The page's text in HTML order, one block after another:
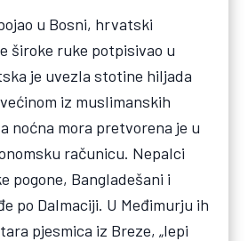
u Bosni, hrvatski
široke ruke potpisivao u
je uvezla stotine hiljada
iz muslimanskih
noćna mora pretvorena je u
računicu. Nepalci
pogone, Bangladešani i
po Dalmaciji. U Međimurju ih
pjesmica iz Breze, „lepi